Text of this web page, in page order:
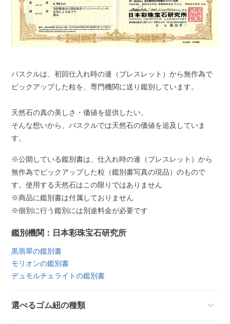
パスクルは、初回仕入れ時の連（ブレスレット）から無作為で
ピックアップした粒を、専門機関に送り鑑別しています。
天然石の真の美しさ・価値を提供したい。
そんな想いから、パスクルでは天然石の価値を追及していま
す。
※公開している鑑別書は、仕入れ時の連（ブレスレット）から
無作為でピックアップした粒（鑑別書写真の現品）のもので
す。使用する天然石はこの限りではありません
※商品に鑑別書は付属しておりません
※個別に行う鑑別には別途料金が必要です
鑑別機関：日本彩珠宝石研究所
黒翡翠の鑑別書
モリオンの鑑別書
デュモルチェライトの鑑別書
選べるゴム紐の種類